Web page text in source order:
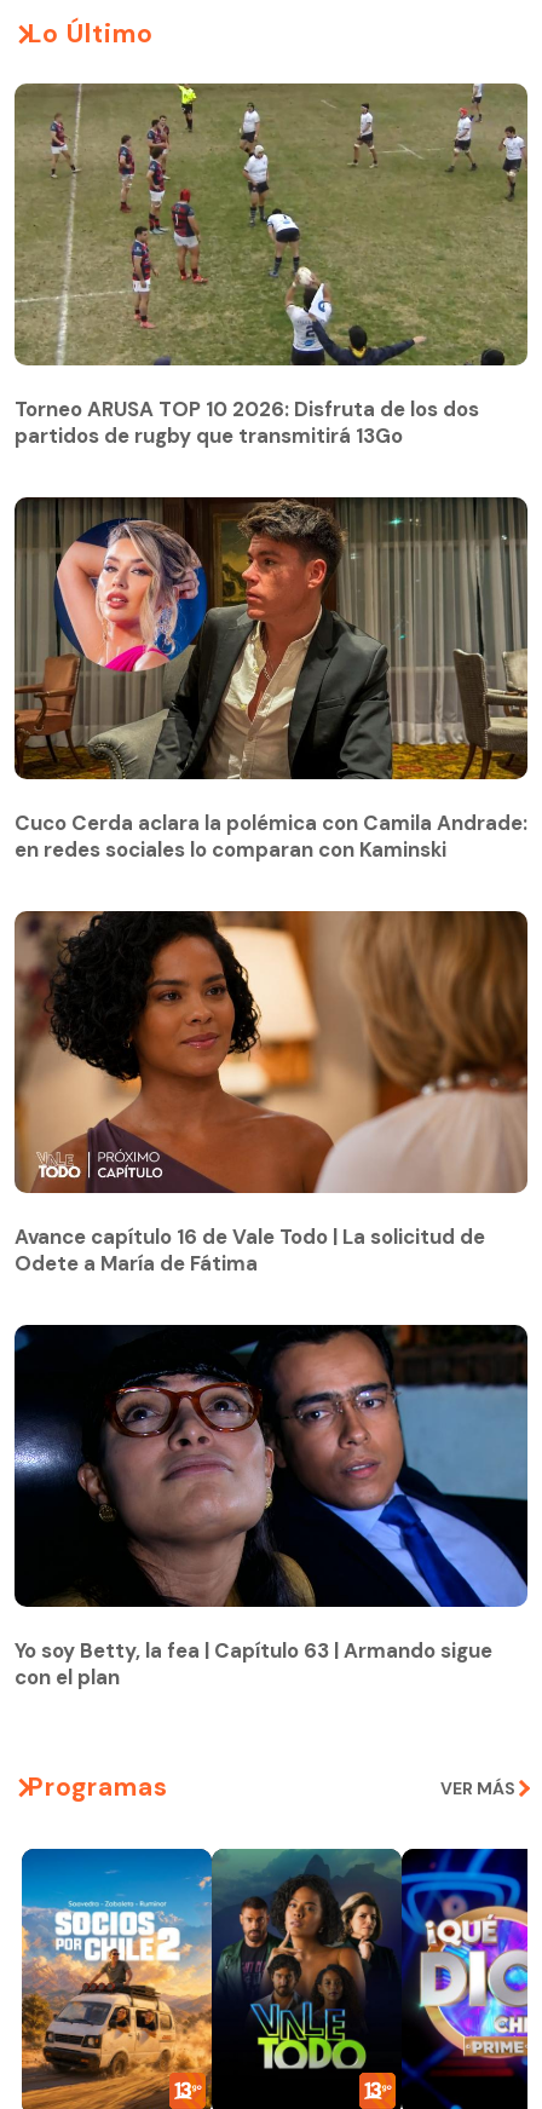
Lo Último
Torneo ARUSA TOP 10 2026: Disfruta de los dos
partidos de rugby que transmitirá 13Go
Cuco Cerda aclara la polémica con Camila Andrade:
en redes sociales lo comparan con Kaminski
Odete a María de Fátima
Avance capítulo 16 de Vale Todo | La solicitud de
Odete a María de Fátima
con el plan
Yo soy Betty, la fea | Capítulo 63 | Armando sigue
con el plan
Programas VER MÁS